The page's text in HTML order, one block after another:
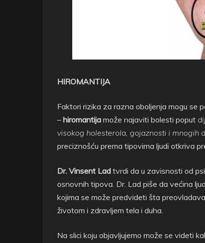
HIROMANTIJA
Faktori rizika za razna oboljenja mogu se
– hiromantija može najaviti bolesti poput
visokog holesterola, gojaznosti i mnogih
preciznošću prema tipovima ljudi otkriva
Dr. Vinsent Lad tvrdi da u zavisnosti od
osnovnih tipova. Dr. Lad piše da većina
kojima se može predvideti šta
životom i zdravljem tela i duha.
Na slici koju objavljujemo može se videti